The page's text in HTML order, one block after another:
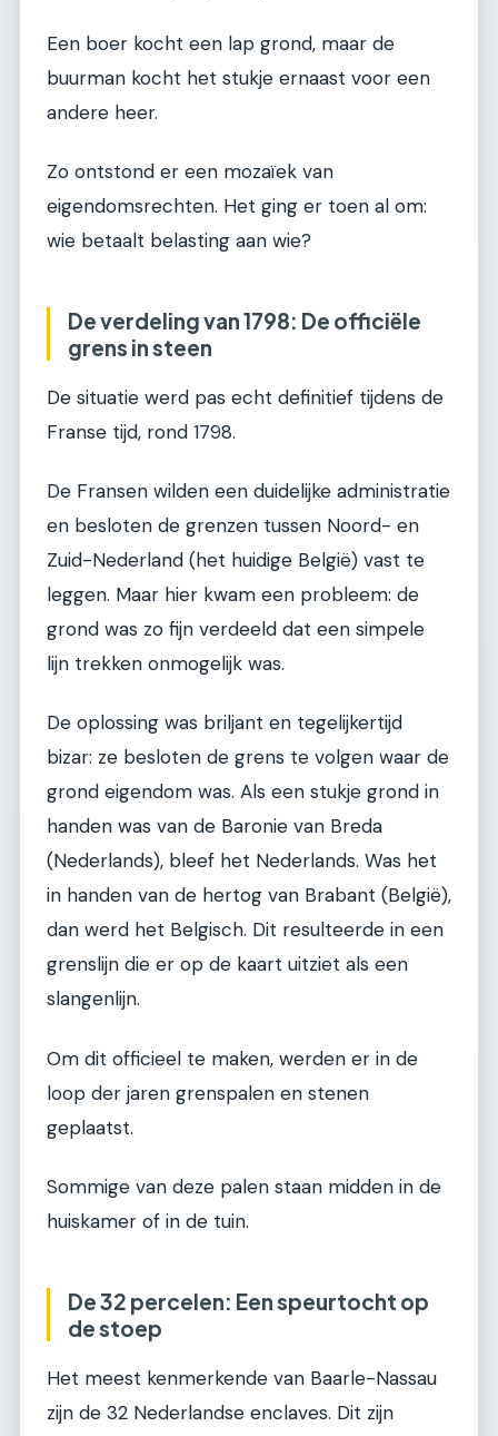
Een boer kocht een lap grond, maar de
buurman kocht het stukje ernaast voor een
andere heer.
Zo ontstond er een mozaïek van
eigendomsrechten. Het ging er toen al om:
wie betaalt belasting aan wie?
De verdeling van 1798: De officiële
grens in steen
De situatie werd pas echt definitief tijdens de
Franse tijd, rond 1798.
De Fransen wilden een duidelijke administratie
en besloten de grenzen tussen Noord- en
Zuid-Nederland (het huidige België) vast te
leggen. Maar hier kwam een probleem: de
grond was zo fijn verdeeld dat een simpele
lijn trekken onmogelijk was.
De oplossing was briljant en tegelijkertijd
bizar: ze besloten de grens te volgen waar de
grond eigendom was. Als een stukje grond in
handen was van de Baronie van Breda
(Nederlands), bleef het Nederlands. Was het
in handen van de hertog van Brabant (België),
dan werd het Belgisch. Dit resulteerde in een
grenslijn die er op de kaart uitziet als een
slangenlijn.
Om dit officieel te maken, werden er in de
loop der jaren grenspalen en stenen
geplaatst.
Sommige van deze palen staan midden in de
huiskamer of in de tuin.
De 32 percelen: Een speurtocht op
de stoep
Het meest kenmerkende van Baarle-Nassau
zijn de 32 Nederlandse enclaves. Dit zijn